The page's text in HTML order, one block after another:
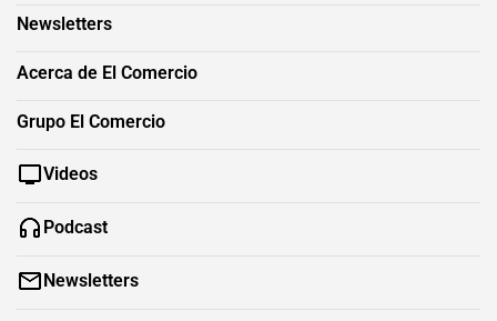
Newsletters
Acerca de El Comercio
Grupo El Comercio
Videos
Podcast
Newsletters